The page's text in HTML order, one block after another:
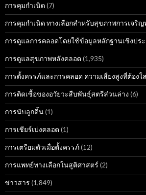
การคุมกำเนิด (7)
การคุมกำเนิด ทางเลือกสำหรับสุขภาพการเจริ
การดูแลการคลอดโดยใช้ข้อมูลหลักฐานเชิงปร
การดูแลสุขภาพหลังคลอด (1,935)
การตั้งครรภ์และการคลอด ความเสี่ยงสูงที่ต้องใ
การติดเชื้อของอวัยวะสืบพันธุ์สตรีส่วนล่าง (6)
การนับลูกดิ้น(1)
การเชียร์เบ่งคลอด (1)
การเตรียมตัวเมื่อตั้งครรภ์(12)
การแพทย์ทางเลือกในสูติศาสตร์ (2)
ข่าวสาร (1,849)